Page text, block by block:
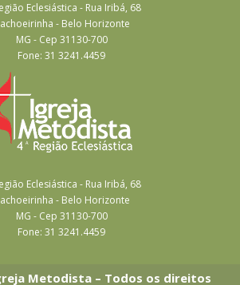
Eclesiástica - Rua Iribá, 68
- Belo Horizonte
MG - Cep 31130-700
Fone: 31 3241.4459
Eclesiástica - Rua Iribá, 68
- Belo Horizonte
MG - Cep 31130-700
Fone: 31 3241.4459
Metodista – Todos os direitos